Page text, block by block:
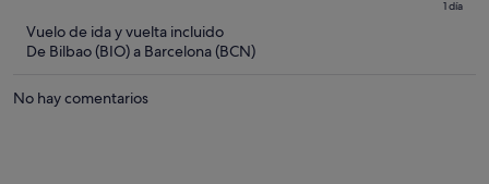
1 día
Vuelo de ida y vuelta incluido
De Bilbao (BIO) a Barcelona (BCN)
No hay comentarios